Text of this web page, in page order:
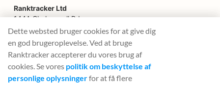
SEO til food courts
SEO til food trucks
SEO for møbelbutikker
SEO for butikker med frossen yoghurt
Ranktracker Ltd
144A Clerkenwell Rd
London, EC1R 5DF
Company No: 08820809
felix@ranktracker.com
Dette websted bruger cookies for at give dig
en god brugeroplevelse. Ved at bruge
Ranktracker accepterer du vores brug af
cookies. Se vores politik om beskyttelse af
personlige oplysningerfor at få flere